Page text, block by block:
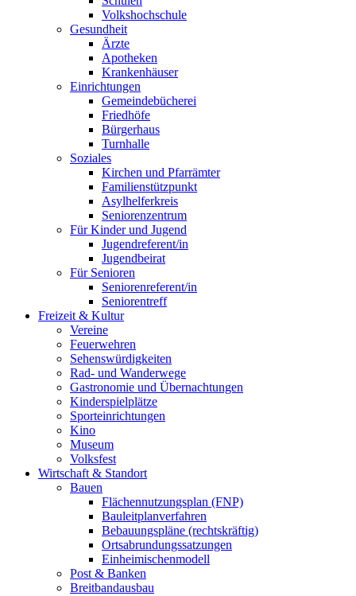
Volkshochschule
Gesundheit
Ärzte
Apotheken
Krankenhäuser
Einrichtungen
Gemeindebücherei
Friedhöfe
Bürgerhaus
Turnhalle
Soziales
Kirchen und Pfarrämter
Familienstützpunkt
Asylhelferkreis
Seniorenzentrum
Für Kinder und Jugend
Jugendreferent/in
Jugendbeirat
Für Senioren
Seniorenreferent/in
Seniorentreff
Freizeit & Kultur
Vereine
Feuerwehren
Sehenswürdigkeiten
Rad- und Wanderwege
Gastronomie und Übernachtungen
Kinderspielplätze
Sporteinrichtungen
Kino
Museum
Volksfest
Wirtschaft & Standort
Bauen
Flächennutzungsplan (FNP)
Bauleitplanverfahren
Bebauungspläne (rechtskräftig)
Ortsabrundungssatzungen
Einheimischenmodell
Post & Banken
Breitbandausbau